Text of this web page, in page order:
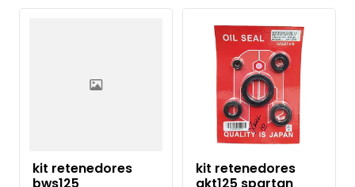
kit retenedores
kit retenedores